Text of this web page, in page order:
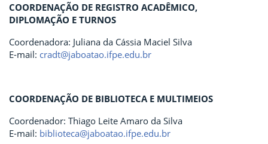
COORDENAÇÃO DE REGISTRO ACADÊMICO,
DIPLOMAÇÃO E TURNOS
Coordenadora: Juliana da Cássia Maciel Silva
E-mail: cradt@jaboatao.ifpe.edu.br
COORDENAÇÃO DE BIBLIOTECA E MULTIMEIOS
Coordenador: Thiago Leite Amaro da Silva
E-mail: biblioteca@jaboatao.ifpe.edu.br